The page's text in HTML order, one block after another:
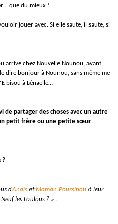
que du mieux !
jouer avec. Si elle saute, il saute, si
arrive chez Nouvelle Nounou, avant
dire bonjour à Nounou, sans même me
bisou à Lénaelle…
de partager des choses avec un autre
petit frère ou une petite sœur
?
d’Anaïs etMaman Poussinou à leur
les Loulous ? »…